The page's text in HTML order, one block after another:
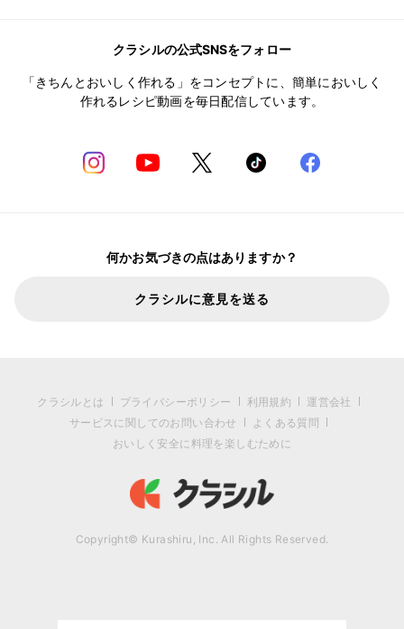
クラシルの公式SNSをフォロー
「きちんとおいしく作れる」をコンセプトに、簡単においしく
作れるレシピ動画を毎日配信しています。
何かお気づきの点はありますか？
クラシルに意見を送る
クラシルとは プライバシーポリシー 利用規約
運営会社
サービスに関してのお問い合わせ
よくある質問
おいしく安全に料理を楽しむために
Copyright© Kurashiru, Inc. All Rights Reserved.